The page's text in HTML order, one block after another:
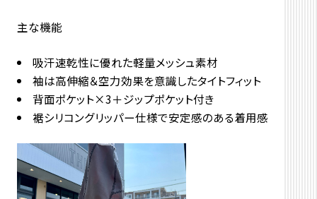
主な機能
吸汗速乾性に優れた軽量メッシュ素材
袖は高伸縮＆空力効果を意識したタイトフィット
背面ポケット×3＋ジップポケット付き
裾シリコングリッパー仕様で安定感のある着用感